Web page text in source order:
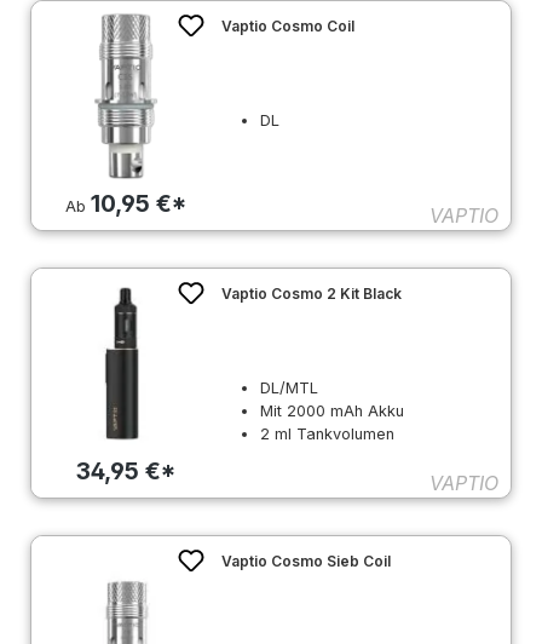
Ab10,95 €*
Vaptio Cosmo Coil
DL
VAPTIO
34,95 €*
Vaptio Cosmo 2 Kit Black
DL/MTL
Mit 2000 mAh Akku
2 ml Tankvolumen
VAPTIO
Vaptio Cosmo Sieb Coil